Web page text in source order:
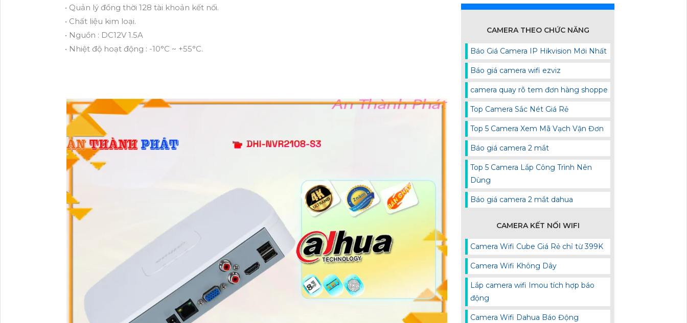
• Quản lý đồng thời 128 tài khoản kết nối.
• Chất liệu kim loại.
• Nguồn : DC12V 1.5A
• Nhiệt độ hoạt động : -10°C ~ +55°C.
CAMERA THEO CHỨC NĂNG
Báo Giá Camera IP Hikvision Mới Nhất
Báo giá camera wifi ezviz
camera quay rõ tem đơn hàng shoppe
Top Camera Sắc Nét Giá Rẻ
Top 5 Camera Xem Mã Vạch Vận Đơn
Báo giá camera 2 mắt
Top 5 Camera Lắp Công Trình Nên
Dùng
Báo giá camera 2 mắt dahua
CAMERA KẾT NỐI WIFI
Camera Wifi Cube Giá Rẻ chỉ từ 399K
Camera Wifi Không Dây
Lắp camera wifi Imou tích hợp báo
động
Camera Wifi Dahua Báo Động